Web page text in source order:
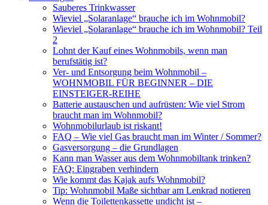
Sauberes Trinkwasser
Wieviel „Solaranlage“ brauche ich im Wohnmobil?
Wieviel „Solaranlage“ brauche ich im Wohnmobil? Teil
2
Lohnt der Kauf eines Wohnmobils, wenn man
berufstätig ist?
Ver- und Entsorgung beim Wohnmobil –
WOHNMOBIL FÜR BEGINNER – DIE
EINSTEIGER-REIHE
Batterie austauschen und aufrüsten: Wie viel Strom
braucht man im Wohnmobil?
Wohnmobilurlaub ist riskant!
FAQ – Wie viel Gas braucht man im Winter / Sommer?
Gasversorgung – die Grundlagen
Kann man Wasser aus dem Wohnmobiltank trinken?
FAQ: Eingraben verhindern
Wie kommt das Kajak aufs Wohnmobil?
Tip: Wohnmobil Maße sichtbar am Lenkrad notieren
Wenn die Toilettenkassette undicht ist –